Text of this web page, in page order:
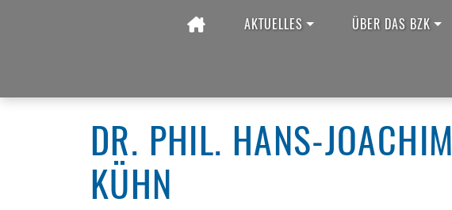
AKTUELLES ÜBER DAS BZK
DR. PHIL. HANS-JOACHIM
KÜHN